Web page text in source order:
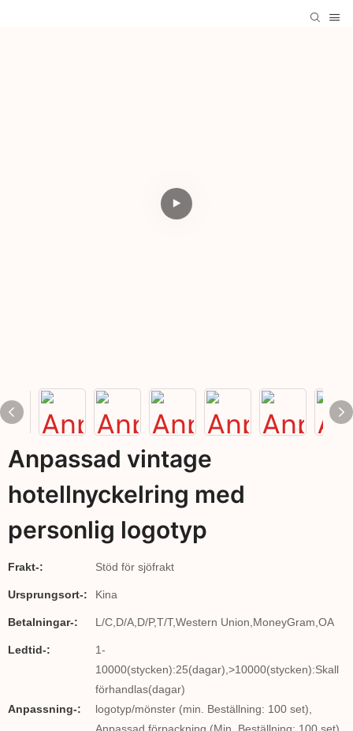
Anpassad vintage
hotellnyckelring med
personlig logotyp
Frakt-: Stöd för sjöfrakt
Ursprungsort-: Kina
Betalningar-: L/C,D/A,D/P,T/T,Western Union,MoneyGram,OA
Ledtid-:
1-
10000(stycken):25(dagar),>10000(stycken):Skall
förhandlas(dagar)
Anpassning-:
logotyp/mönster (min. Beställning: 100 set),